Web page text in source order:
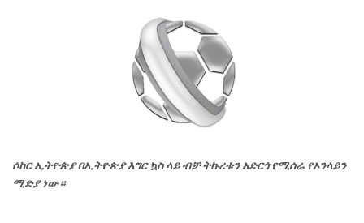
ሶከር ኢትዮጵያ በኢትዮጵያ እግር ኳስ ላይ ብቻ ትኩረቱን አድርጎ የሚሰራ የኦንላይን
ሚድያ ነው።